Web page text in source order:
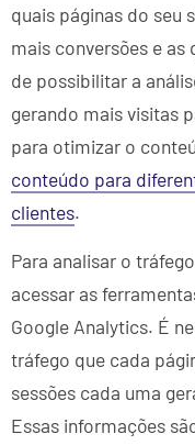
quais páginas do seu
mais conversões e
de possibilitar a
gerando mais visitas
para otimizar o
conteúdo para
clientes.
Para analisar o
acessar as
Google Analytics. É
tráfego que cada
sessões cada uma
Essas informações